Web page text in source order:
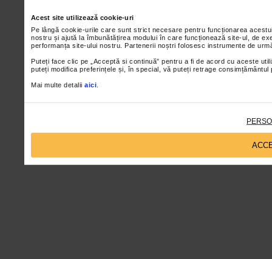
Acest site utilizează cookie-uri
Pe lângă cookie-urile care sunt strict necesare pentru funcționarea
nostru și ajută la îmbunătățirea modului în care funcționează site-ul, de
performanța site-ului nostru. Partenerii noștri folosesc instrumente de
Puteți face clic pe „Acceptă si continuă” pentru a fi de acord cu aceste
puteți modifica preferințele și, în special, vă puteți retrage
Mai multe detalii aici